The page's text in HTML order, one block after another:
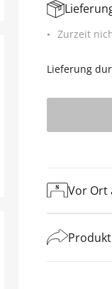
Zurzeit
Lieferung
Vor Ort